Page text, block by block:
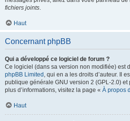
fichiers joints.
Haut
Concernant phpBB
Qui a développé ce logiciel de forum ?
Ce logiciel (dans sa version non modifiée) est
phpBB Limited , qui en a les droits d’auteur. Il
publique générale GNU version 2 (GPL-2.0)
plus d’informations, visitez la page « À propos
Haut